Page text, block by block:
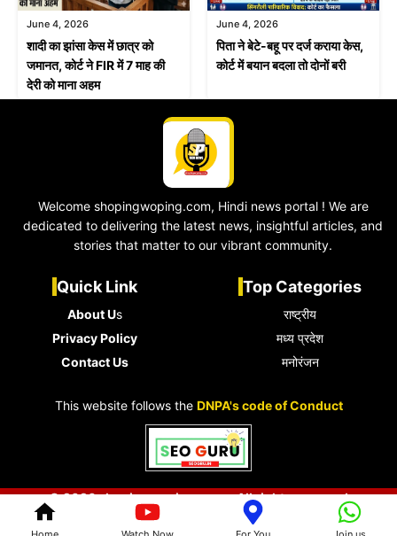
June 4, 2026
शादी का झांसा केस में छात्र को
जमानत, कोर्ट ने FIR में 7 माह की
देरी को माना अहम
June 4, 2026
पिता ने बेटे-बहू पर दर्ज कराया केस,
कोर्ट में बयान बदला तो दोनों बरी
Welcome shopingwoping.com, Hindi news portal ! We are
dedicated to delivering the latest news, insightful articles, and
stories that matter to our vibrant community.
Quick Link
About Us
Privacy Policy
Contact Us
Top Categories
राष्ट्रीय
मध्य प्रदेश
मनोरंजन
This website follows the DNPA's code of Conduct
© 2026 shopingwoping.com • All rights reserved